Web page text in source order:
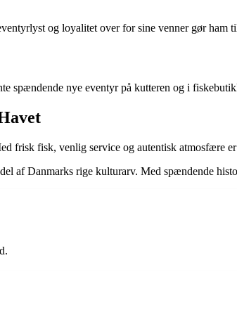
og loyalitet over for sine venner gør ham
spændende nye eventyr på kutteren og i
frisk fisk, venlig service og autentisk atmosfære
af Danmarks rige kulturarv. Med spændende